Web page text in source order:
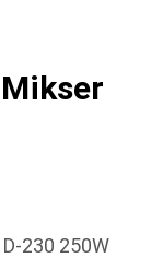
230 250W